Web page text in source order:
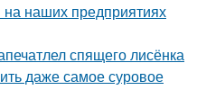
на наших предприятиях
спящего лисёнка
даже самое суровое